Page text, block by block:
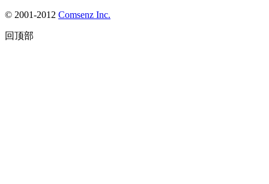
© 2001-2012 Comsenz Inc.
回顶部